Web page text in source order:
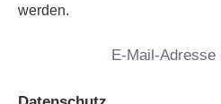
werden.
Mail-